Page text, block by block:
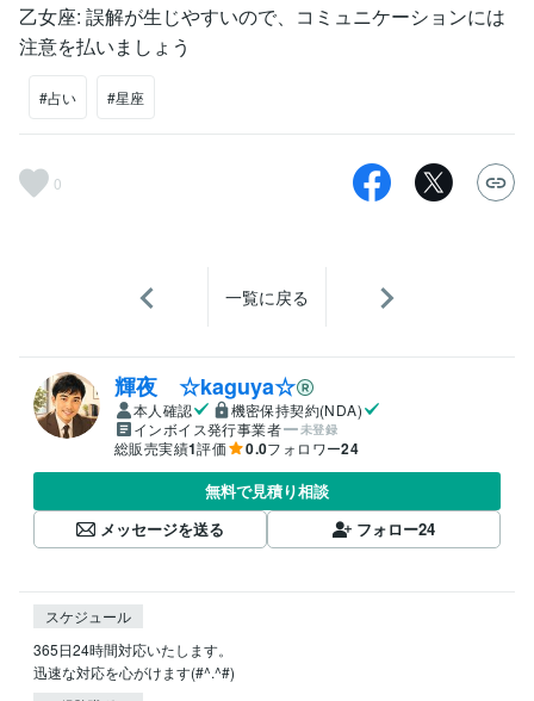
乙女座: 誤解が生じやすいので、コミュニケーションには
注意を払いましょう
#占い #星座
0
一覧に戻る
輝夜 ☆kaguya☆
本人確認
機密保持契約(NDA)
インボイス発行事業者
未登録
総販売実績1評価 0.0フォロワー24
無料で見積り相談
メッセージを送る
フォロー24
スケジュール
365日24時間対応いたします。
迅速な対応を心がけます(#^.^#)